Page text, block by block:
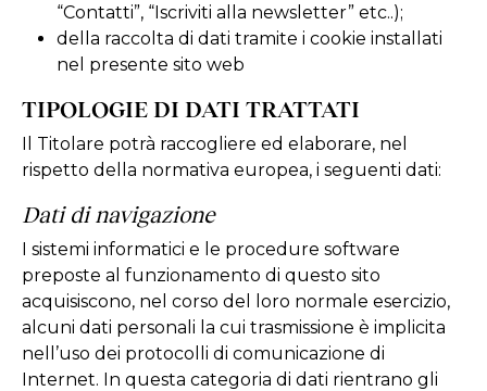
“Contatti”, “Iscriviti alla newsletter” etc..);
della raccolta di dati tramite i cookie installati
nel presente sito web
TIPOLOGIE DI DATI TRATTATI
Il Titolare potrà raccogliere ed elaborare, nel
rispetto della normativa europea, i seguenti dati:
Dati di navigazione
I sistemi informatici e le procedure software
preposte al funzionamento di questo sito
acquisiscono, nel corso del loro normale esercizio,
alcuni dati personali la cui trasmissione è implicita
nell’uso dei protocolli di comunicazione di
Internet. In questa categoria di dati rientrano gli